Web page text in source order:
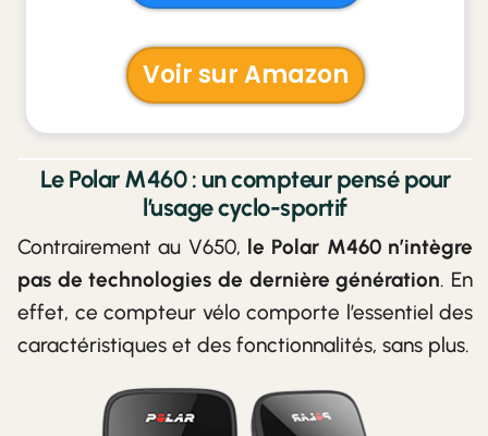
Voir sur Amazon
Le Polar M460 : un compteur pensé pour
l’usage cyclo-sportif
Contrairement au V650, le Polar M460 n’intègre
pas de technologies de dernière génération. En
effet, ce compteur vélo comporte l’essentiel des
caractéristiques et des fonctionnalités, sans plus.